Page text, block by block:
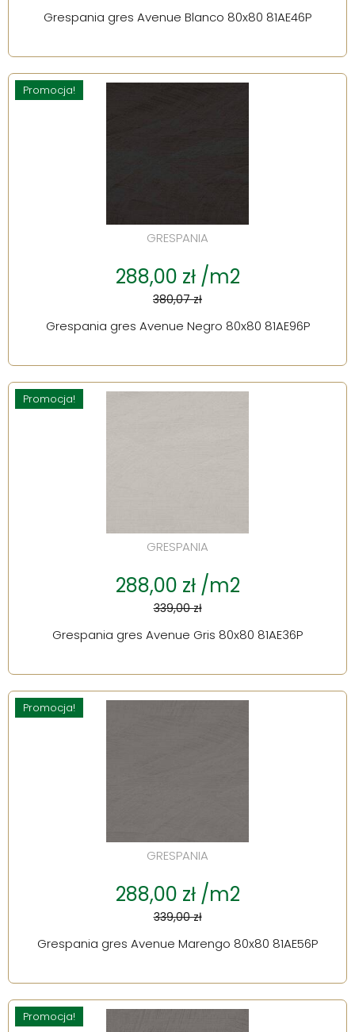
Grespania gres Avenue Blanco 80x80 81AE46P
Promocja!
GRESPANIA
288,00 zł /m2
380,07 zł
Grespania gres Avenue Negro 80x80 81AE96P
Promocja!
GRESPANIA
288,00 zł /m2
339,00 zł
Grespania gres Avenue Gris 80x80 81AE36P
Promocja!
GRESPANIA
288,00 zł /m2
339,00 zł
Grespania gres Avenue Marengo 80x80 81AE56P
Promocja!